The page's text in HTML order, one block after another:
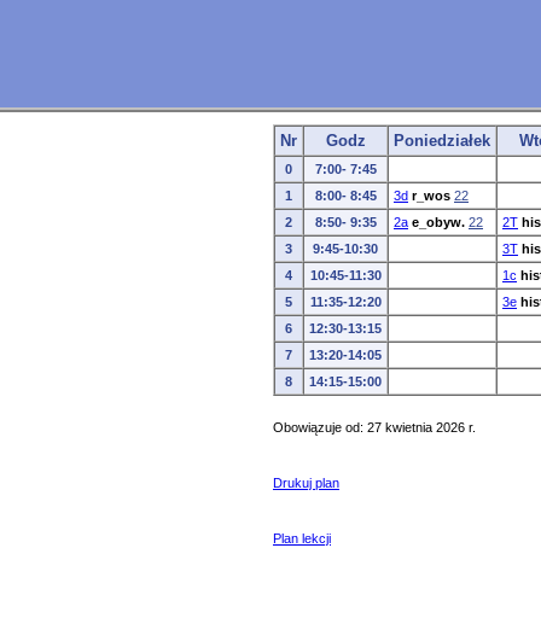
Nr Godz Poniedziałek
0
7:00- 7:45
1
8:00- 8:45 3d r_wos 22
2
8:50- 9:35 2a e_obyw. 22 2T
3
9:45-10:30 3T
4
10:45-11:30 1c
5
11:35-12:20 3e
6
12:30-13:15
7
13:20-14:05
8
14:15-15:00
Obowiązuje od: 27 kwietnia 2026 r.
Drukuj plan
Plan lekcji